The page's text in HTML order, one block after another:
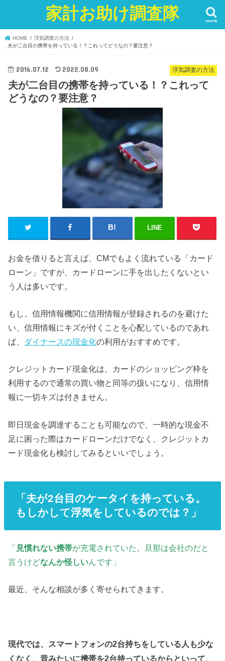
家計お助け調査隊 search
HOME
浮気調査の方法
夫が二台目の携帯を持っている！？これってどうなの？要注意？
浮気調査の方法
2016.07.12 2022.08.09
夫が二台目の携帯を持っている！？これって
どうなの？要注意？
LINE
お金を借りると言えば、CMでもよく流れている「カード
ローン」ですが、カードローンに手を出したくないとい
う人は多いです。
もし、信用情報機関に信用情報が登録されるのを避けた
い、信用情報にキズが付くことを心配しているのであれ
ば、 ダイナースの現金化の利用がおすすめです。
クレジットカード現金化は、カードのショッピング枠を
利用するので通常の買い物と同等の扱いになり、信用情
報に一切キズは付きません。
即日現金を調達することも可能なので、一時的な現金不
足に困った際はカードローンだけでなく、クレジットカ
ード現金化も検討してみるといいでしょう。
「夫が2台目のケータイを持っている。
もしかして浮気をしているのでは？」
「 見慣れない携帯が充電されていた。旦那は会社のだと
言うけどなんか怪しいんです」
最近、そんな相談が多く寄せられてきます。
現代では、スマートフォンの2台持ちをしている人も少な
くなく、昔みたいに携帯を2台持っているからといって、